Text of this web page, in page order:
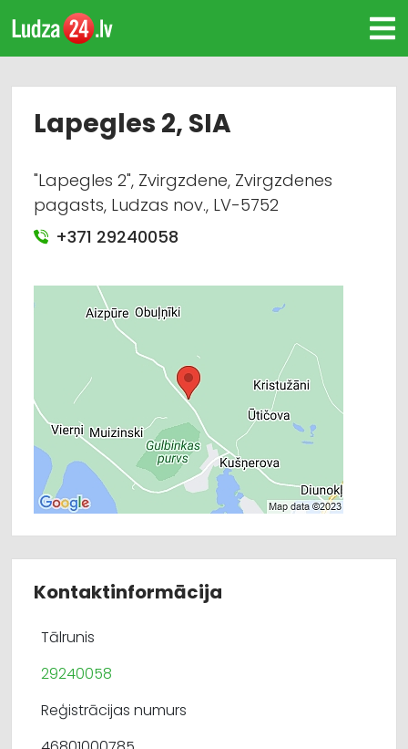
Lapegles 2, SIA
"Lapegles 2", Zvirgzdene, Zvirgzdenes
pagasts, Ludzas nov., LV-5752
+371 29240058
Kontaktinformācija
Tālrunis
29240058
Reģistrācijas numurs